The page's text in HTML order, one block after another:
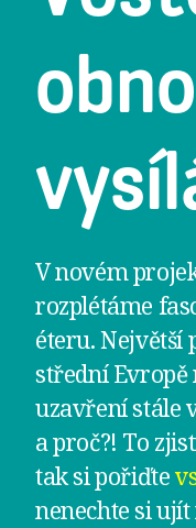
V novém
rozplétáme
éteru. Největší
střední
uzavření stále
a proč?! To
tak si pořiďte
nenechte si